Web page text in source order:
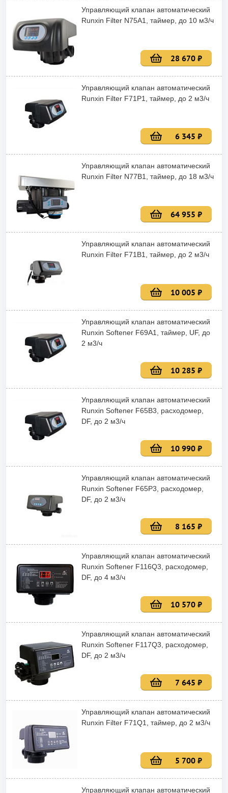
Управляющий клапан автоматический
Runxin Filter N75А1, таймер, до 10 м3/ч
28 670 ₽
Управляющий клапан автоматический
Runxin Filter F71P1, таймер, до 2 м3/ч
6 345 ₽
Управляющий клапан автоматический
Runxin Filter N77B1, таймер, до 18 м3/ч
64 955 ₽
Управляющий клапан автоматический
Runxin Filter F71B1, таймер, до 2 м3/ч
10 005 ₽
Управляющий клапан автоматический
Runxin Softener F69A1, таймер, UF, до
2 м3/ч
10 285 ₽
Управляющий клапан автоматический
Runxin Softener F65B3, расходомер,
DF, до 2 м3/ч
10 990 ₽
Управляющий клапан автоматический
Runxin Softener F65P3, расходомер,
DF, до 2 м3/ч
8 165 ₽
Управляющий клапан автоматический
Runxin Softener F116Q3, расходомер,
DF, до 4 м3/ч
10 570 ₽
Управляющий клапан автоматический
Runxin Softener F117Q3, расходомер,
DF, до 2 м3/ч
7 645 ₽
Управляющий клапан автоматический
Runxin Filter F71Q1, таймер, до 2 м3/ч
5 700 ₽
Управляющий клапан автоматический